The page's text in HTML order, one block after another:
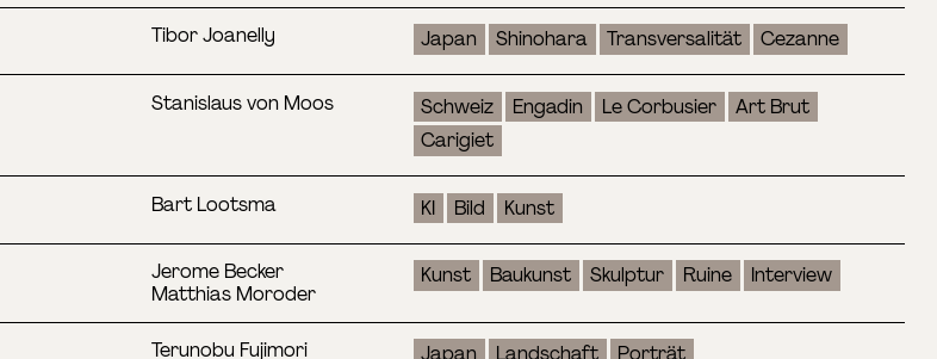
Tibor Joanelly Japan Shinohara Transversalität Cezanne
Stanislaus von Moos Schweiz Engadin Le Corbusier
Art Brut
Carigiet
Bart Lootsma KI Bild Kunst
Jerome Becker
Matthias Moroder
Kunst Baukunst Skulptur Ruine Interview
Terunobu Fujimori Japan Landschaft Porträt